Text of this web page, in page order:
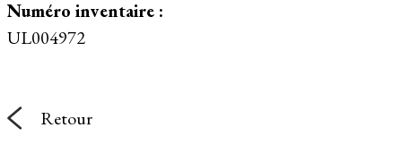
Numéro inventaire :
UL004972
Retour